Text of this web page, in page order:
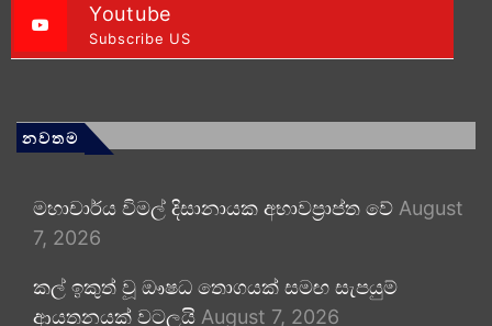
Youtube
Subscribe US
නවතම
මහාචාර්ය විමල් දිසානායක අභාවප්‍රාප්ත වේ August
7, 2026
කල් ඉකුත් වූ ඖෂධ තොගයක් සමඟ සැපයුම්
ආයතනයක් වටලයි August 7, 2026